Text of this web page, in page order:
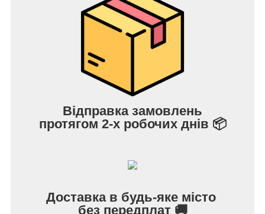
Відправка замовлень
протягом 2-х робочих днів 📦
Доставка в будь-яке місто
без передплат 🚚